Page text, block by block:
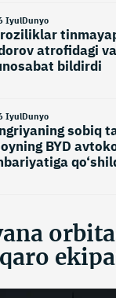
IyulDunyo
atrofidagi
bildirdi
IyulDunyo
sobiq
BYD